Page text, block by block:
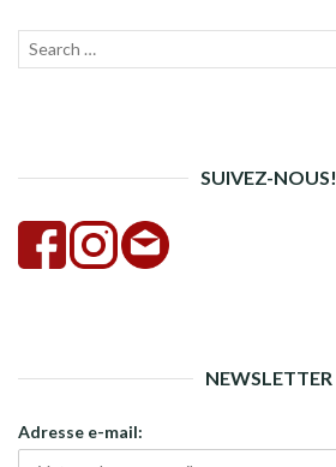
Recherche
SUIVEZ-NOUS!
NEWSLETTER
Adresse e-mail: